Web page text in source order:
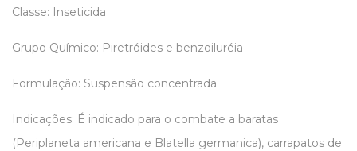
Classe: Inseticida
Grupo Químico: Piretróides e benzoiluréia
Formulação: Suspensão concentrada
Indicações: É indicado para o combate a baratas
(Periplaneta americana e Blatella germanica), carrapatos de